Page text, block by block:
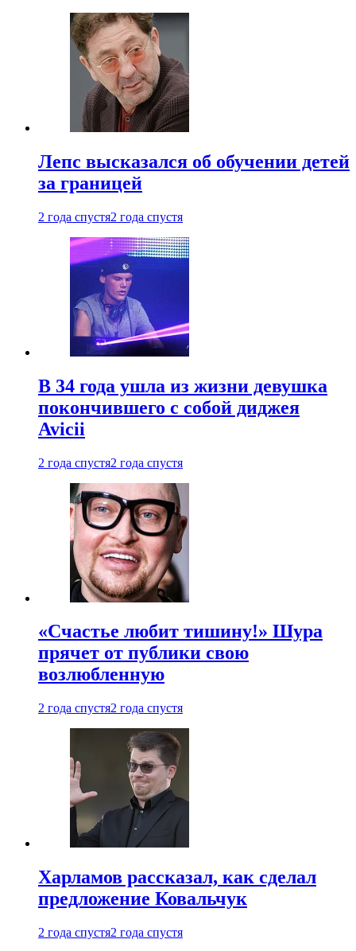
Лепс высказался об обучении детей
за границей
2 года спустя2 года спустя
В 34 года ушла из жизни девушка
покончившего с собой диджея
Avicii
2 года спустя2 года спустя
«Счастье любит тишину!» Шура
прячет от публики свою
возлюбленную
2 года спустя2 года спустя
Харламов рассказал, как сделал
предложение Ковальчук
2 года спустя2 года спустя